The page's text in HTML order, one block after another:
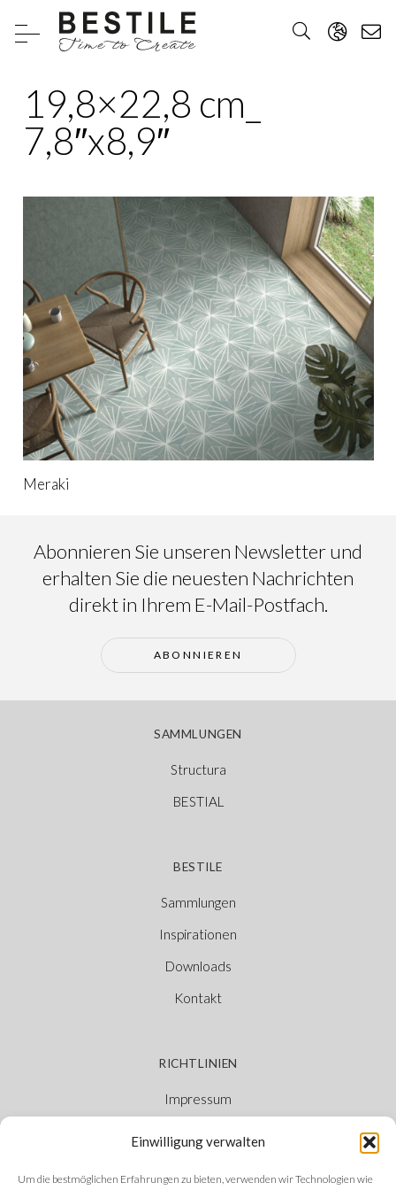
Einwilligung verwalten
Um die bestmöglichen Erfahrungen zu bieten, verwenden wir Technologien wie
19,8×22,8 cm_
7,8″x8,9″
Meraki
Abonnieren Sie unseren Newsletter und
erhalten Sie die neuesten Nachrichten
direkt in Ihrem E-Mail-Postfach.
ABONNIEREN
SAMMLUNGEN
Structura
BESTIAL
BESTILE
Sammlungen
Inspirationen
Downloads
Kontakt
RICHTLINIEN
Impressum